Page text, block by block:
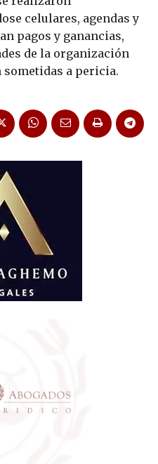
celulares, agendas y
pagos y ganancias,
de la organización
a pericia.